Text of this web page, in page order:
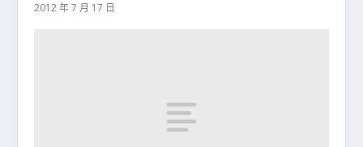
2012 年 7 月 17 日